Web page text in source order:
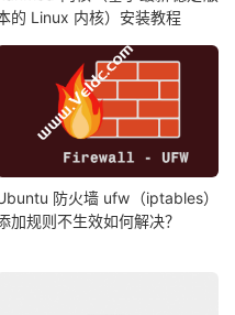
的 Linux 内核）安装教程
防火墙 ufw（iptables）
加规则不生效如何解决？